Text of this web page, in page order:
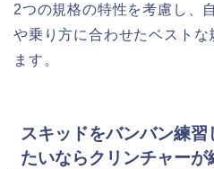
2つの規格の特性を考慮し、
や乗り方に合わせたベストな
ます。
スキッドをバンバン練習
たいならクリンチャーが